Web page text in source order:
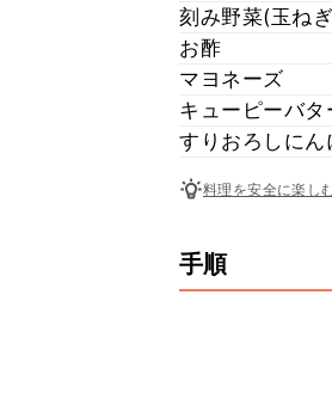
刻み野菜(玉ね
お酢
マヨネーズ
キューピーバ
すりおろしにん
料理を安全に楽し
手順